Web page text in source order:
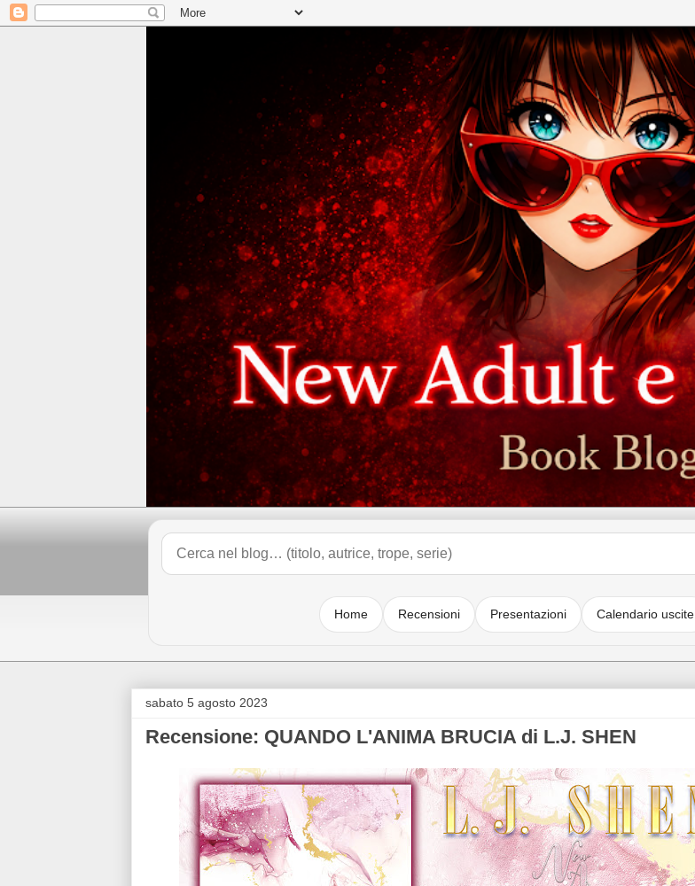
Home Recensioni Presentazioni Calendario uscite
sabato 5 agosto 2023
Recensione: QUANDO L'ANIMA BRUCIA di L.J. SHEN